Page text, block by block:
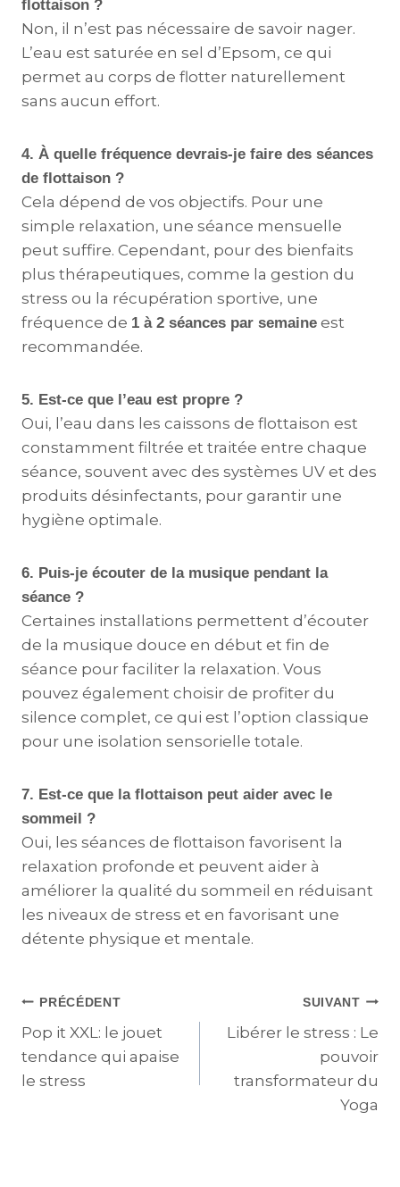
flottaison ?
Non, il n’est pas nécessaire de savoir nager.
L’eau est saturée en sel d’Epsom, ce qui
permet au corps de flotter naturellement
sans aucun effort.
4. À quelle fréquence devrais-je faire des séances
de flottaison ?
Cela dépend de vos objectifs. Pour une
simple relaxation, une séance mensuelle
peut suffire. Cependant, pour des bienfaits
plus thérapeutiques, comme la gestion du
stress ou la récupération sportive, une
fréquence de 1 à 2 séances par semaine est
recommandée.
5. Est-ce que l’eau est propre ?
Oui, l’eau dans les caissons de flottaison est
constamment filtrée et traitée entre chaque
séance, souvent avec des systèmes UV et des
produits désinfectants, pour garantir une
hygiène optimale.
6. Puis-je écouter de la musique pendant la
séance ?
Certaines installations permettent d’écouter
de la musique douce en début et fin de
séance pour faciliter la relaxation. Vous
pouvez également choisir de profiter du
silence complet, ce qui est l’option classique
pour une isolation sensorielle totale.
7. Est-ce que la flottaison peut aider avec le
sommeil ?
Oui, les séances de flottaison favorisent la
relaxation profonde et peuvent aider à
améliorer la qualité du sommeil en réduisant
les niveaux de stress et en favorisant une
détente physique et mentale.
PRÉCÉDENT
Pop it XXL: le jouet
tendance qui apaise
le stress
SUIVANT
Libérer le stress : Le
pouvoir
transformateur du
Yoga